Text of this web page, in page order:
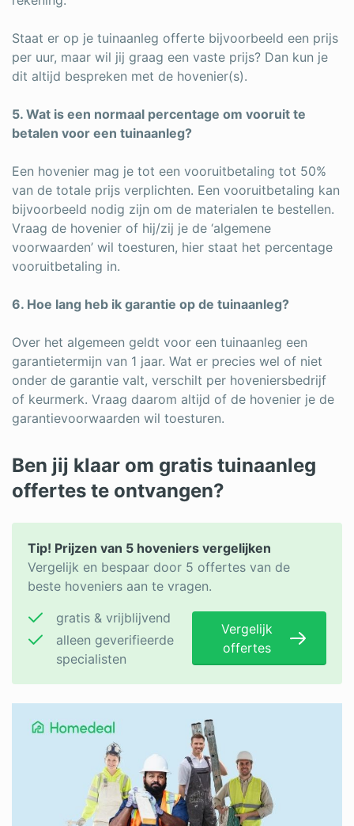
Staat er op je tuinaanleg offerte bijvoorbeeld een prijs
per uur, maar wil jij graag een vaste prijs? Dan kun je
dit altijd bespreken met de hovenier(s).
5. Wat is een normaal percentage om vooruit te
betalen voor een tuinaanleg?
Een hovenier mag je tot een vooruitbetaling tot 50%
van de totale prijs verplichten. Een vooruitbetaling kan
bijvoorbeeld nodig zijn om de materialen te bestellen.
Vraag de hovenier of hij/zij je de ‘algemene
voorwaarden’ wil toesturen, hier staat het percentage
vooruitbetaling in.
6. Hoe lang heb ik garantie op de tuinaanleg?
Over het algemeen geldt voor een tuinaanleg een
garantietermijn van 1 jaar. Wat er precies wel of niet
onder de garantie valt, verschilt per hoveniersbedrijf
of keurmerk. Vraag daarom altijd of de hovenier je de
garantievoorwaarden wil toesturen.
Ben jij klaar om gratis tuinaanleg
offertes te ontvangen?
Tip! Prijzen van 5 hoveniers vergelijken
Vergelijk en bespaar door 5 offertes van de
beste hoveniers aan te vragen.
gratis & vrijblijvend
alleen geverifieerde
specialisten
Vergelijk
offertes